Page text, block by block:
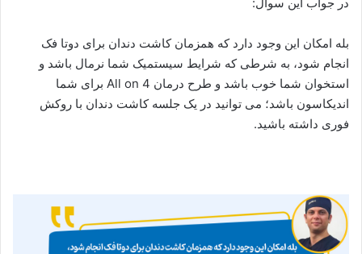
در جواب این سوال:
بله امکان این وجود دارد که همزمان کاشت دندان برای دوتا فک
انجام شود، به شرطی که شرایط سیستمیک شما نرمال باشد و
استخوان شما خوب باشد و طرح درمان All on 4 برای شما
اندیکاسون باشد؛ می توانید در یک جلسه کاشت دندان با روکش
فوری داشته باشید.